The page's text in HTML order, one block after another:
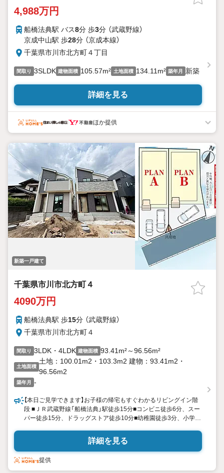
4,988万円
船橋法典駅 バス8分 歩3分 （武蔵野線）
京成中山駅 歩28分 （京成本線）
千葉県市川市北方町４丁目
間取り 3SLDK 建物面積 105.57m² 土地面積 134.11m² 築年月 新築
詳細を見る
ほか提供
新築一戸建て
千葉県市川市北方町４
4090万円
船橋法典駅 歩15分 （武蔵野線）
千葉県市川市北方町４
間取り 3LDK・4LDK 建物面積 93.41m²～96.56m²
土地面積
土地：100.01m2・103.3m2 建物：93.41m2・
96.56m2
築年月 -
【本日ご見学できます】お子様の帰宅もすぐわかるリビングイン階
段 ■ＪＲ武蔵野線「船橋法典」駅徒歩15分■コンビニ徒歩6分、スー
パー徒歩15分、ドラッグストア徒歩10分■幼稚園徒歩3分、小学校
が取りやすい対面キッチン■居室を2階に集約し、プライバシーに
も配慮した間取り■ご家族のコミュニケーションを育むリビング階
段■カースペース確保
詳細を見る
提供